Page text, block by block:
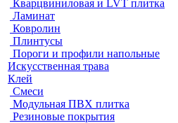
Кварцвиниловая и LVT плитка
Ламинат
Ковролин
Плинтусы
Пороги и профили напольные
Искусственная трава
Клей
Смеси
Модульная ПВХ плитка
Резиновые покрытия